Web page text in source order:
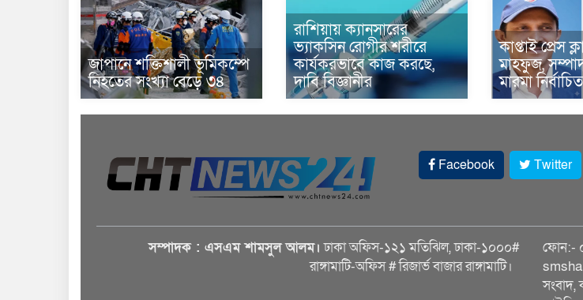
জাপানে শক্তিশালী ভূমিকম্পে
নিহতের সংখ্যা বেড়ে ৩৪
রাশিয়ায় ক্যানসারের
ভ্যাকসিন রোগীর শরীরে
কার্যকরভাবে কাজ করছে,
দাবি বিজ্ঞানীর
কাপ্তাই প্রেস
মাহফুজ,
মারমা নির্বাচিত
Facebook Twitter
সম্পাদক : এসএম শামসুল আলম। ঢাকা অফিস-১২১ মতিঝিল, ঢাকা-১০০০#
রাঙ্গামাটি-অফিস # রিজার্ভ বাজার রাঙ্গামাটি।
ফোন:-
সংবাদ,